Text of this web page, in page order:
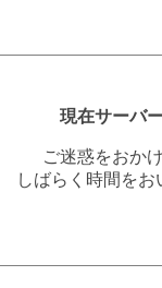
現在サーバ
ご迷惑をおか
しばらく時間を